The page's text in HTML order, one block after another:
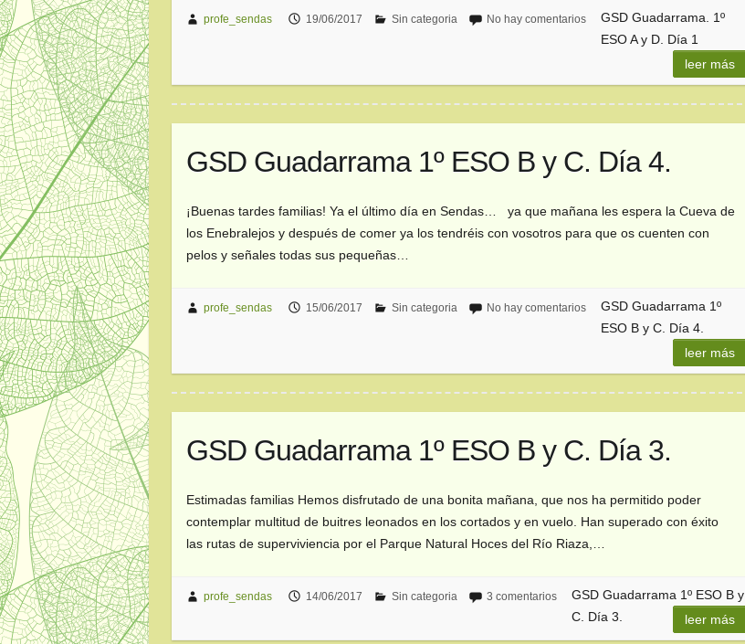
profe_sendas 19/06/2017 Sin categoria No hay comentarios
GSD Guadarrama. 1º
ESO A y D. Día 1
leer más
GSD Guadarrama 1º ESO B y C. Día 4.
¡Buenas tardes familias! Ya el último día en Sendas… ya que mañana les espera la Cueva de
los Enebralejos y después de comer ya los tendréis con vosotros para que os cuenten con
pelos y señales todas sus pequeñas…
profe_sendas 15/06/2017 Sin categoria No hay comentarios
GSD Guadarrama 1º
ESO B y C. Día 4.
leer más
GSD Guadarrama 1º ESO B y C. Día 3.
Estimadas familias Hemos disfrutado de una bonita mañana, que nos ha permitido poder
contemplar multitud de buitres leonados en los cortados y en vuelo. Han superado con éxito
las rutas de superviviencia por el Parque Natural Hoces del Río Riaza,…
profe_sendas 14/06/2017 Sin categoria 3 comentarios
GSD Guadarrama 1º ESO B y
C. Día 3.
leer más